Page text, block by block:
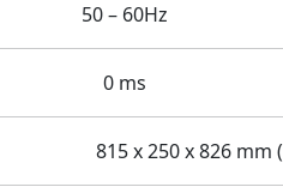
60Hz
0 ms
x 826 mm (S) |